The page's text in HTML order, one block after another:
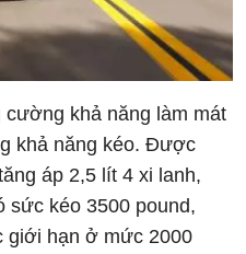
cường khả năng làm mát
khả năng kéo. Được
áp 2,5 lít 4 xi lanh,
sức kéo 3500 pound,
giới hạn ở mức 2000